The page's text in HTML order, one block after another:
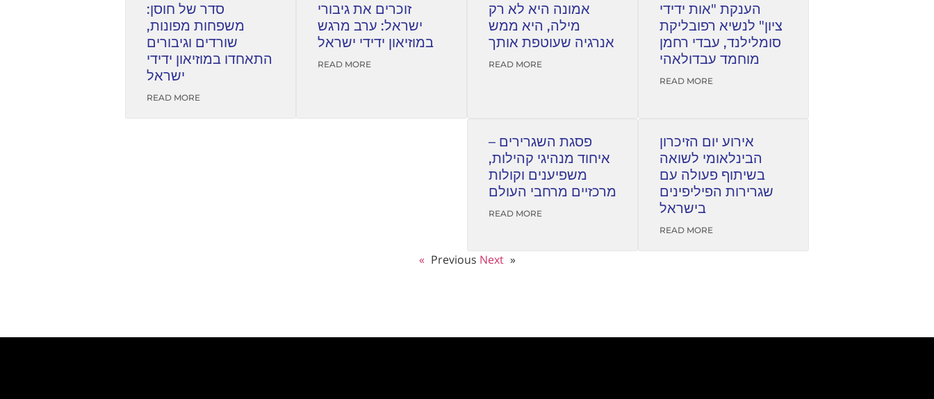
הענקת "אות ידידי
ציון" לנשיא רפובליקת
סומלילנד, עבדי רחמן
מוחמד עבדולאהי
READ MORE
אמונה היא לא רק
מילה, היא ממש
אנרגיה שעוטפת אותך
READ MORE
זוכרים את גיבורי
ישראל: ערב מרגש
במוזיאון ידידי ישראל
READ MORE
סדר של חוסן:
משפחות מפונות,
שורדים וגיבורים
התאחדו במוזיאון ידידי
ישראל
READ MORE
אירוע יום הזיכרון
הבינלאומי לשואה
בשיתוף פעולה עם
שגרירות הפיליפינים
בישראל
READ MORE
פסגת השגרירים –
איחוד מנהיגי קהילות,
משפיענים וקולות
מרכזיים מרחבי העולם
READ MORE
« Previous
Next »